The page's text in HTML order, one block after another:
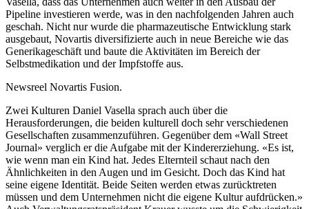
Pipeline investieren werde, was in den nachfolgenden Jahren auch
geschah. Nicht nur wurde die pharmazeutische Entwicklung stark
ausgebaut, Novartis diversifizierte auch in neue Bereiche wie das
Generikageschäft und baute die Aktivitäten im Bereich der
Selbstmedikation und der Impfstoffe aus.
Newsreel Novartis Fusion.
Zwei Kulturen Daniel Vasella sprach auch über die
Herausforderungen, die beiden kulturell doch sehr verschiedenen
Gesellschaften zusammenzuführen. Gegenüber dem «Wall Street
Journal» verglich er die Aufgabe mit der Kindererziehung. «Es ist,
wie wenn man ein Kind hat. Jedes Elternteil schaut nach den
Ähnlichkeiten in den Augen und im Gesicht. Doch das Kind hat
seine eigene Identität. Beide Seiten werden etwas zurücktreten
müssen und dem Unternehmen nicht die eigene Kultur aufdrücken.»